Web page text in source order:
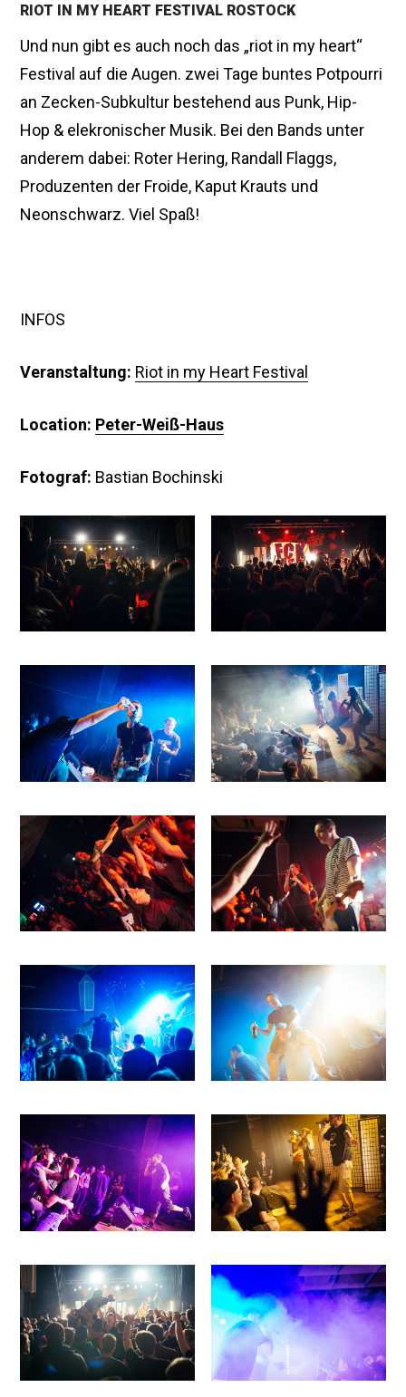
RIOT IN MY HEART FESTIVAL ROSTOCK
Und nun gibt es auch noch das „riot in my heart“
Festival auf die Augen. zwei Tage buntes Potpourri
an Zecken-Subkultur bestehend aus Punk, Hip-
Hop & elekronischer Musik. Bei den Bands unter
anderem dabei: Roter Hering, Randall Flaggs,
Produzenten der Froide, Kaput Krauts und
Neonschwarz. Viel Spaß!
INFOS
Veranstaltung: Riot in my Heart Festival
Location: Peter-Weiß-Haus
Fotograf: Bastian Bochinski